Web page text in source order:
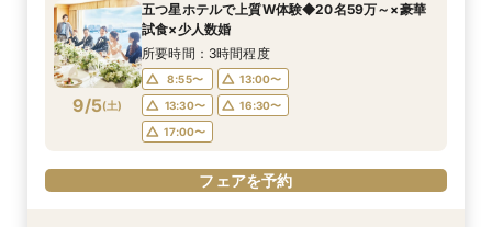
9/4(金)
18:00〜
フェアを予約
9/4(金)
12:00〜
フェアを予約
9/4(金)
13:00〜
18:00〜
フェアを予約
9/4(金)
12:00〜
フェアを予約
9/4(金)
12:00〜
フェアを予約
9/4(金)
12:00〜
フェアを予約
9/4(金)
12:00〜
フェアを予約
9/5(土)
五つ星ホテルで上質W体験◆20名59万～×豪華
試食×少人数婚
所要時間：3時間程度
8:55〜
13:00〜
13:30〜
16:30〜
17:00〜
フェアを予約